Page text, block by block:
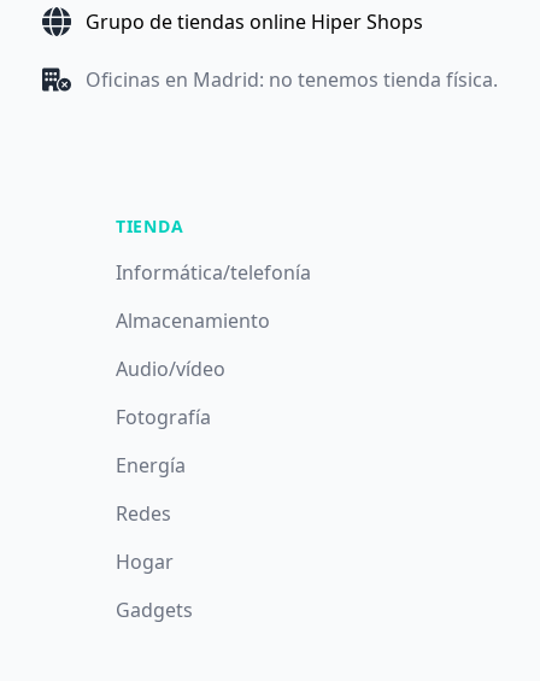
Grupo de tiendas online Hiper Shops
Oficinas en Madrid: no tenemos tienda física.
TIENDA
Informática/telefonía
Almacenamiento
Audio/vídeo
Fotografía
Energía
Redes
Hogar
Gadgets